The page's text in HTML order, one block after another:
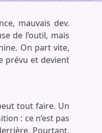
mauvais dev.
de l’outil, mais
On part vite,
prévu et devient
tout faire. Un
: ce n’est pas
Pourtant,